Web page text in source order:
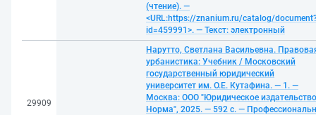
(чтение). —
<URL:https://znanium.ru/catalog/
id=459991>. — Текст: электронный
29909
Нарутто, Светлана Васильевна.
урбанистика: Учебник / Московский
государственный юридический
университет им. О.Е. Кутафина. — 1. —
Москва: ООО "Юридическое издательство
Норма", 2025. — 592 с. —